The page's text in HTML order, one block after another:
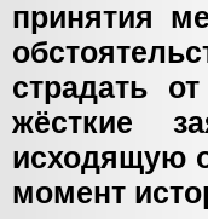
принятия
страдать
жёсткие
исходящую
момент